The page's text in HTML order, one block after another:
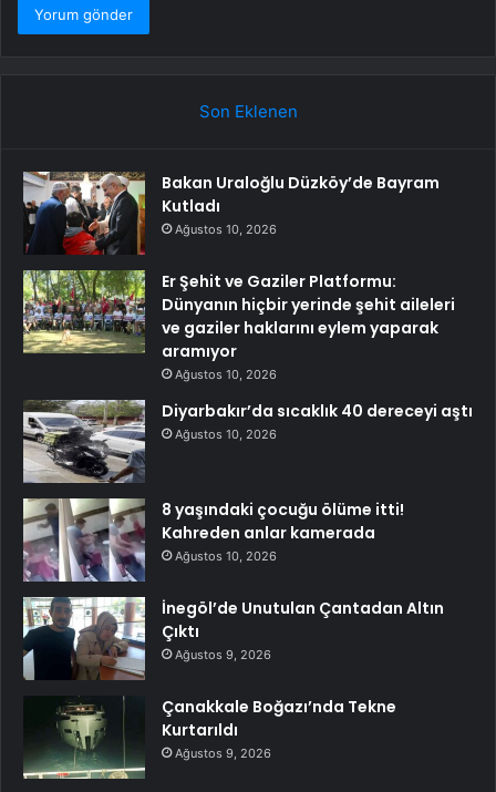
Son Eklenen
Bakan Uraloğlu Düzköy’de Bayram
Kutladı
Ağustos 10, 2026
Er Şehit ve Gaziler Platformu:
Dünyanın hiçbir yerinde şehit aileleri
ve gaziler haklarını eylem yaparak
aramıyor
Ağustos 10, 2026
Diyarbakır’da sıcaklık 40 dereceyi aştı
Ağustos 10, 2026
8 yaşındaki çocuğu ölüme itti!
Kahreden anlar kamerada
Ağustos 10, 2026
İnegöl’de Unutulan Çantadan Altın
Çıktı
Ağustos 9, 2026
Çanakkale Boğazı’nda Tekne
Kurtarıldı
Ağustos 9, 2026